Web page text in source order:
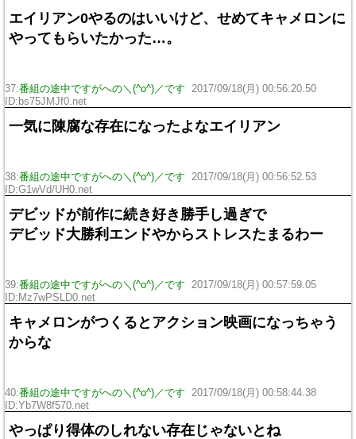
エイリアン0やるのはいいけど、せめてキャメロンに
やってもらいたかった…。
37:番組の途中ですがへの＼(^o^)／です
2017/09/18(月) 00:56:20.50
ID:bs75JMJf0.net
一気に陳腐な存在になったよなエイリアン
38:番組の途中ですがへの＼(^o^)／です
2017/09/18(月) 00:56:52.53
ID:G1wVd/UH0.net
デビッドが前作に続き好き勝手し過ぎで
デビッド大勝利エンドやからストレスたまるわー
39:番組の途中ですがへの＼(^o^)／です
2017/09/18(月) 00:57:59.05
ID:Mz7wPSLD0.net
キャメロンがつくるとアクション映画になっちゃう
からな
40:番組の途中ですがへの＼(^o^)／です
2017/09/18(月) 00:58:44.38
ID:Yb7W8f570.net
やっぱり得体のしれない存在じゃないとね